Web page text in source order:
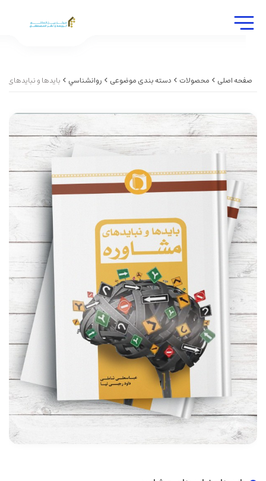
صفحه اصلی محصولات دسته بندی موضوعی روانشناسي بایدها و نبایدهای